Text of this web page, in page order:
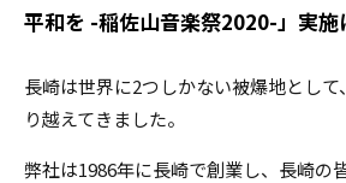
平和を -稲佐山音楽祭2020-」実施
長崎は世界に2つしかない被爆地とし
り越えてきました。
弊社は1986年に長崎で創業し、長崎の